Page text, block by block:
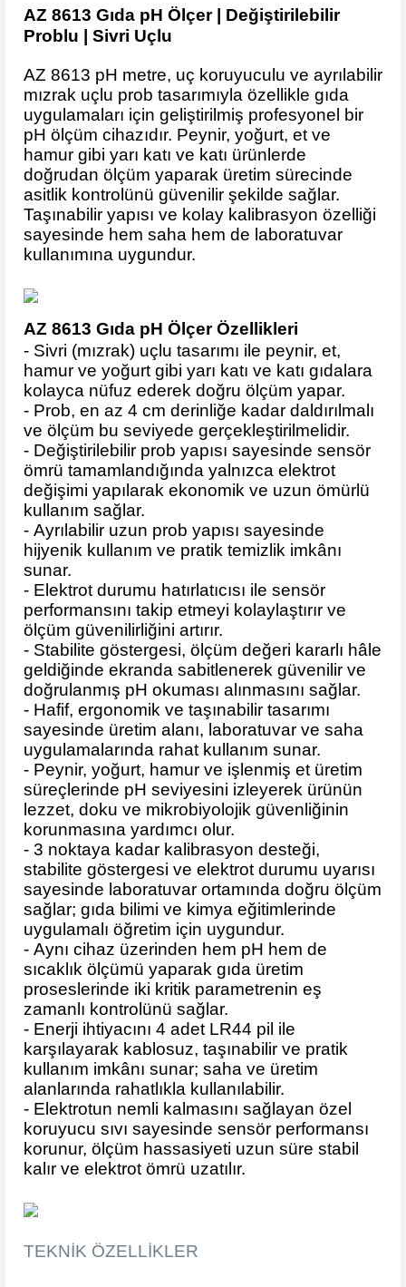
%2 İndirim Güvenilir Alışveriş
1.208,28 TL den başlayan taksitlerle! x 9 %2 İndirim
AZ 8613 Gıda pH Ölçer | Değiştirilebilir
Problu | Sivri Uçlu
AZ 8613 pH metre, uç koruyuculu ve ayrılabilir
mızrak uçlu prob tasarımıyla özellikle gıda
uygulamaları için geliştirilmiş profesyonel bir
pH ölçüm cihazıdır. Peynir, yoğurt, et ve
hamur gibi yarı katı ve katı ürünlerde
doğrudan ölçüm yaparak üretim sürecinde
asitlik kontrolünü güvenilir şekilde sağlar.
Taşınabilir yapısı ve kolay kalibrasyon özelliği
sayesinde hem saha hem de laboratuvar
kullanımına uygundur.
AZ 8613 Gıda pH Ölçer Özellikleri
- Sivri (mızrak) uçlu tasarımı ile peynir, et,
hamur ve yoğurt gibi yarı katı ve katı gıdalara
kolayca nüfuz ederek doğru ölçüm yapar.
- Prob, en az 4 cm derinliğe kadar daldırılmalı
ve ölçüm bu seviyede gerçekleştirilmelidir.
- Değiştirilebilir prob yapısı sayesinde sensör
ömrü tamamlandığında yalnızca elektrot
değişimi yapılarak ekonomik ve uzun ömürlü
kullanım sağlar.
- Ayrılabilir uzun prob yapısı sayesinde
hijyenik kullanım ve pratik temizlik imkânı
sunar.
- Elektrot durumu hatırlatıcısı ile sensör
performansını takip etmeyi kolaylaştırır ve
ölçüm güvenilirliğini artırır.
- Stabilite göstergesi, ölçüm değeri kararlı hâle
geldiğinde ekranda sabitlenerek güvenilir ve
doğrulanmış pH okuması alınmasını sağlar.
- Hafif, ergonomik ve taşınabilir tasarımı
sayesinde üretim alanı, laboratuvar ve saha
uygulamalarında rahat kullanım sunar.
- Peynir, yoğurt, hamur ve işlenmiş et üretim
süreçlerinde pH seviyesini izleyerek ürünün
lezzet, doku ve mikrobiyolojik güvenliğinin
korunmasına yardımcı olur.
- 3 noktaya kadar kalibrasyon desteği,
stabilite göstergesi ve elektrot durumu uyarısı
sayesinde laboratuvar ortamında doğru ölçüm
sağlar; gıda bilimi ve kimya eğitimlerinde
uygulamalı öğretim için uygundur.
- Aynı cihaz üzerinden hem pH hem de
sıcaklık ölçümü yaparak gıda üretim
proseslerinde iki kritik parametrenin eş
zamanlı kontrolünü sağlar.
- Enerji ihtiyacını 4 adet LR44 pil ile
karşılayarak kablosuz, taşınabilir ve pratik
kullanım imkânı sunar; saha ve üretim
alanlarında rahatlıkla kullanılabilir.
- Elektrotun nemli kalmasını sağlayan özel
koruyucu sıvı sayesinde sensör performansı
korunur, ölçüm hassasiyeti uzun süre stabil
kalır ve elektrot ömrü uzatılır.
TEKNİK ÖZELLİKLER